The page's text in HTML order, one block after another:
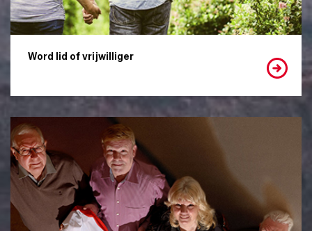
Word lid of vrijwilliger